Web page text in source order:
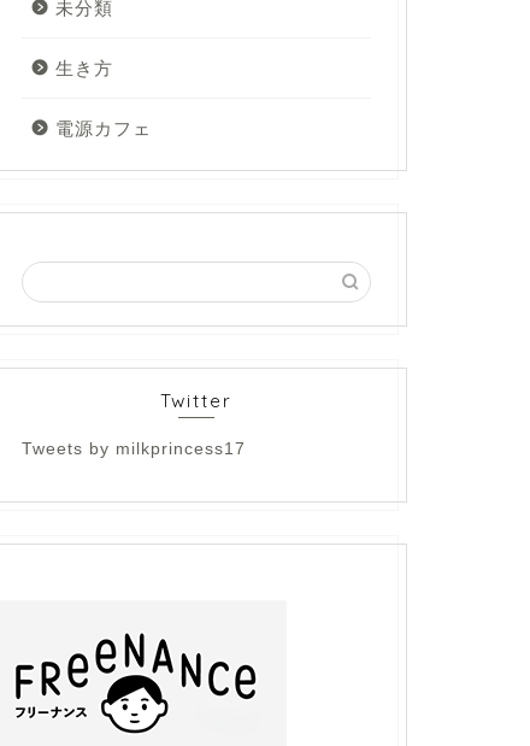
未分類
生き方
電源カフェ
Twitter
Tweets by milkprincess17